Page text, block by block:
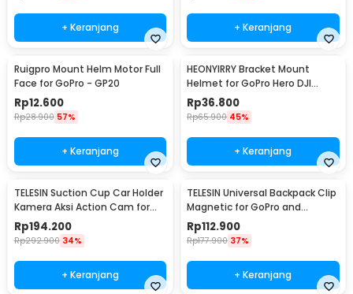
+ Keranjang + Keranjang
Ruigpro Mount Helm Motor Full
Face for GoPro - GP20
Rp12.600
Rp28.900 57%
+ Keranjang
HEONYIRRY Bracket Mount
Helmet for GoPro Hero DJI
Action Camera - HE11
Rp36.800
Rp65.900 45%
+ Keranjang
TELESIN Suction Cup Car Holder
Kamera Aksi Action Cam for
GoPro 10/9 - TE-SUC-010
Rp194.200
Rp292.900 34%
+ Keranjang
TELESIN Universal Backpack Clip
Magnetic for GoPro and
Smartphone - GP-JFM-009
Rp112.900
Rp177.900 37%
+ Keranjang